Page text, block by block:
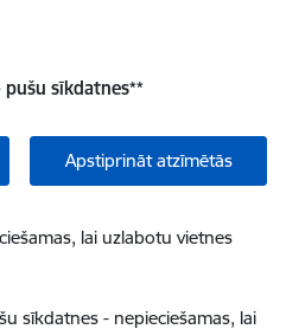
sīkdatnes**
Apstiprināt atzīmētās
lai uzlabotu vietnes
sīkdatnes - nepieciešamas, lai